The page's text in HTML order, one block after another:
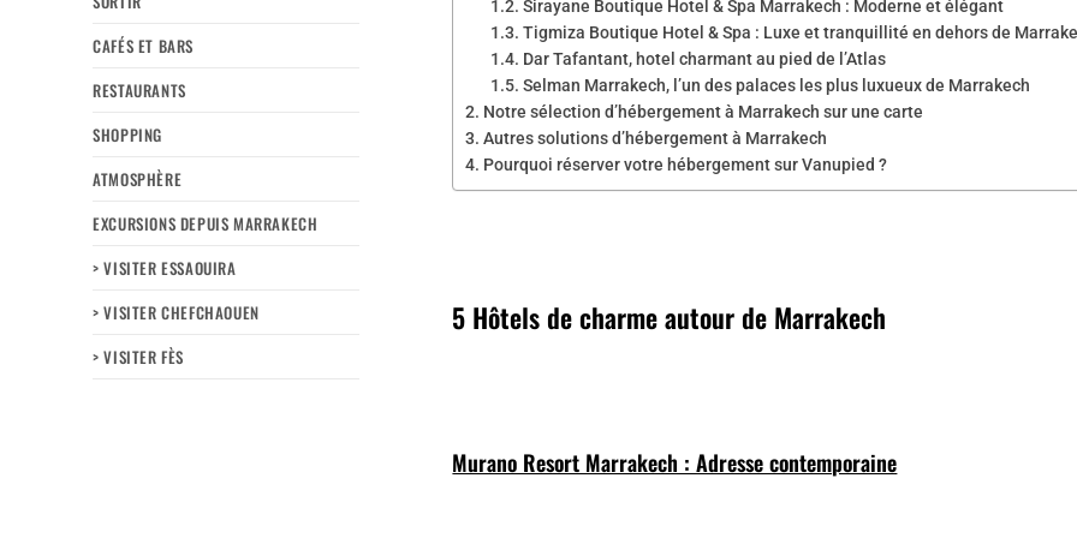
CAFÉS ET BARS
RESTAURANTS
SHOPPING
ATMOSPHÈRE
EXCURSIONS DEPUIS MARRAKECH
> VISITER ESSAOUIRA
> VISITER CHEFCHAOUEN
> VISITER FÈS
Sirayane Boutique Hotel & Spa Marrakech : Moderne et élégant
Tigmiza Boutique Hotel & Spa : Luxe et tranquillité en dehors de
Dar Tafantant, hotel charmant au pied de l’Atlas
Selman Marrakech, l’un des palaces les plus luxueux de Marrakech
Notre sélection d’hébergement à Marrakech sur une carte
Autres solutions d’hébergement à Marrakech
Pourquoi réserver votre hébergement sur Vanupied ?
5 Hôtels de charme autour de Marrakech
Murano Resort Marrakech : Adresse contemporaine